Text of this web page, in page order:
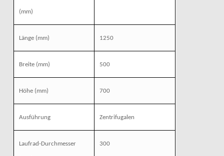
(mm)
Länge(mm) 1250
Breite(mm) 500
Höhe(mm) 700
Ausführung Zentrifugalen
Laufrad-Durchmesser 300